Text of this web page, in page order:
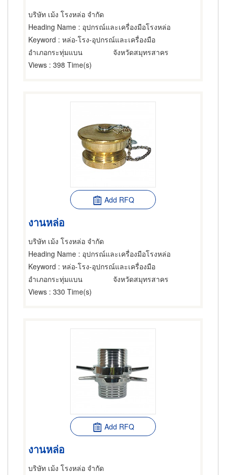
บริษัท เม้ง โรงหล่อ จำกัด
Heading Name : อุปกรณ์และเครื่องมือโรงหล่อ
Keyword : หล่อ-โรง-อุปกรณ์และเครื่องมือ
อำเภอกระทุ่มแบน
จังหวัดสมุทรสาคร
Views : 398 Time(s)
Add RFQ
งานหล่อ
บริษัท เม้ง โรงหล่อ จำกัด
Heading Name : อุปกรณ์และเครื่องมือโรงหล่อ
Keyword : หล่อ-โรง-อุปกรณ์และเครื่องมือ
อำเภอกระทุ่มแบน
จังหวัดสมุทรสาคร
Views : 330 Time(s)
Add RFQ
งานหล่อ
บริษัท เม้ง โรงหล่อ จำกัด